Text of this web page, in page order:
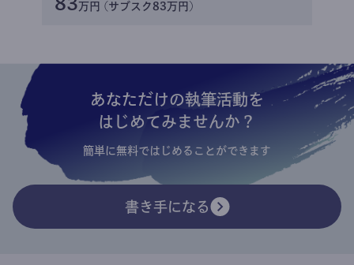
万円 (サブスク83万円)
あなただけの執筆活動を
はじめてみませんか？
簡単に無料ではじめることができます
書き手になる